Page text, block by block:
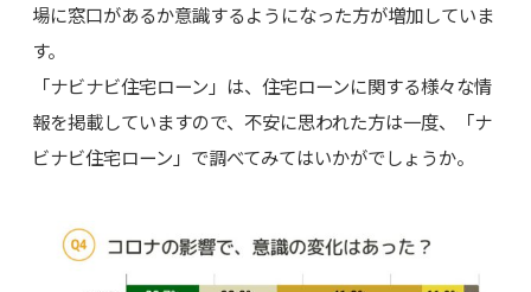
場に窓口があるか意識するようになった方が増加していま
す。
「ナビナビ住宅ローン」は、住宅ローンに関する様々な情
報を掲載していますので、不安に思われた方は一度、「ナ
ビナビ住宅ローン」で調べてみてはいかがでしょうか。